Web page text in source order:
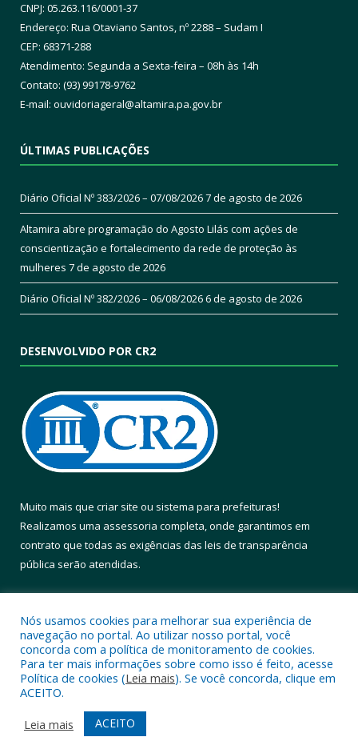
CNPJ: 05.263.116/0001-37
Endereço: Rua Otaviano Santos, nº 2288 – Sudam I
CEP: 68371-288
Atendimento: Segunda a Sexta-feira – 08h às 14h
Contato: (93) 99178-9762
E-mail: ouvidoriageral@altamira.pa.gov.br
ÚLTIMAS PUBLICAÇÕES
Diário Oficial Nº 383/2026 – 07/08/20267 de agosto de 2026
Altamira abre programação do Agosto Lilás com ações de
conscientização e fortalecimento da rede de proteção às
mulheres 7 de agosto de 2026
Diário Oficial Nº 382/2026 – 06/08/20266 de agosto de 2026
DESENVOLVIDO POR CR2
Muito mais que criar site ou sistema para prefeituras!
Realizamos uma assessoria completa, onde garantimos em
contrato que todas as exigências das leis de transparência
pública serão atendidas.
Todos os direitos reservados a Prefeitura Municipal de Altamira.
Mapa do Site
Acessar Área Administrativa
Acessar Webmail
Nós usamos cookies para melhorar sua experiência de
navegação no portal. Ao utilizar nosso portal, você
concorda com a política de monitoramento de cookies.
Para ter mais informações sobre como isso é feito, acesse
Política de cookies (Leia mais). Se você concorda, clique em
ACEITO.
Leia mais
ACEITO